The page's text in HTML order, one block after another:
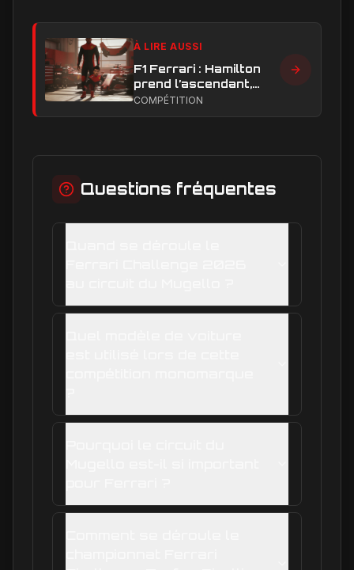
À LIRE AUSSI
F1 Ferrari : Hamilton
prend l’ascendant,
Leclerc sous pression
COMPÉTITION
Questions fréquentes